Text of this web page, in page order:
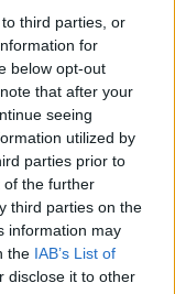
third parties, or
for
below opt-out
that after your
seeing
utilized by
parties prior to
of the further
third parties on the
information may
the IAB’s List of
disclose it to other
de ezekkel a
levesz a
reggelire is
kg bőrös…